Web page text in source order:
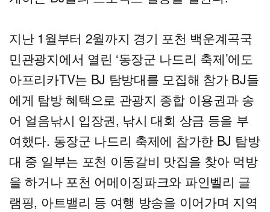
지난 1월부터 2월까지 경기 포천 백운계곡국
민관광지에서 열린 ‘동장군 나드리 축제’에도
아프리카TV는 BJ 탐방대를 모집해 참가 BJ들
에게 탐방 혜택으로 관광지 종합 이용권과 송
어 얼음낚시 입장권, 낚시 대회 상금 등을 부
여했다. 동장군 나드리 축제에 참가한 BJ 탐방
대 중 일부는 포천 이동갈비 맛집을 찾아 먹방
을 하거나 포천 어메이징파크와 파인벨리 글
램핑, 아트밸리 등 여행 방송을 이어가며 지역